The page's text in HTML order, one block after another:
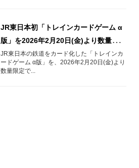
JR東日本初「トレインカードゲーム α
版」を2026年2月20日(金)より数量限定
発売！
JR東日本の鉄道をカード化した「トレインカ
ードゲーム α版」を、2026年2月20日(金)より
数量限定で...